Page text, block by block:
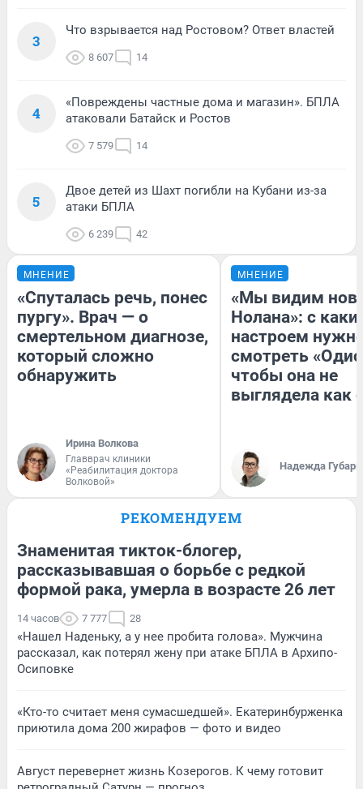
3
Что взрывается над Ростовом? Ответ властей
8 607 14
4
«Повреждены частные дома и магазин». БПЛА
атаковали Батайск и Ростов
7 579 14
5
Двое детей из Шахт погибли на Кубани из-за
атаки БПЛА
6 239 42
МНЕНИЕ
«Спуталась речь, понес
пургу». Врач — о
смертельном диагнозе,
который сложно
обнаружить
Ирина Волкова
Главврач клиники
«Реабилитация доктора
Волковой»
МНЕНИЕ
«Мы видим
Нолана»: с
настроем
смотреть
чтобы она не
выглядела как
Надежда Губарь
РЕКОМЕНДУЕМ
Знаменитая тикток-блогер,
рассказывавшая о борьбе с редкой
формой рака, умерла в возрасте 26 лет
14 часов 7 777 28
«Нашел Наденьку, а у нее пробита голова». Мужчина
рассказал, как потерял жену при атаке БПЛА в Архипо-
Осиповке
«Кто-то считает меня сумасшедшей». Екатеринбурженка
приютила дома 200 жирафов — фото и видео
Август перевернет жизнь Козерогов. К чему готовит